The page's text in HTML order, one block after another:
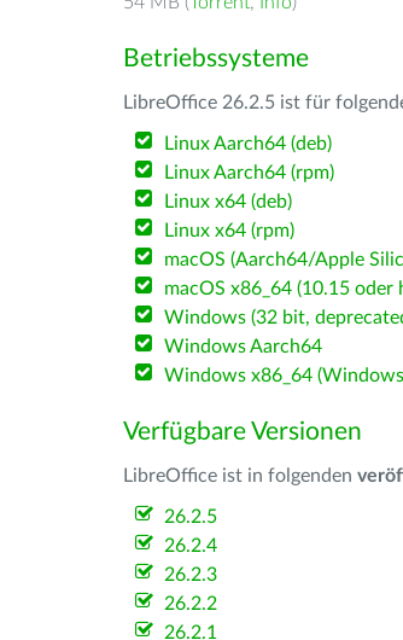
Betriebssysteme
LibreOffice 26.2.5 ist für
Linux Aarch64 (deb)
Linux Aarch64 (rpm)
Linux x64 (deb)
Linux x64 (rpm)
macOS (Aarch64/Apple
macOS x86_64 (10.15
Windows (32 bit,
Windows Aarch64
Windows x86_64
Verfügbare Versionen
LibreOffice ist in folgenden
26.2.5
26.2.4
26.2.3
26.2.2
26.2.1